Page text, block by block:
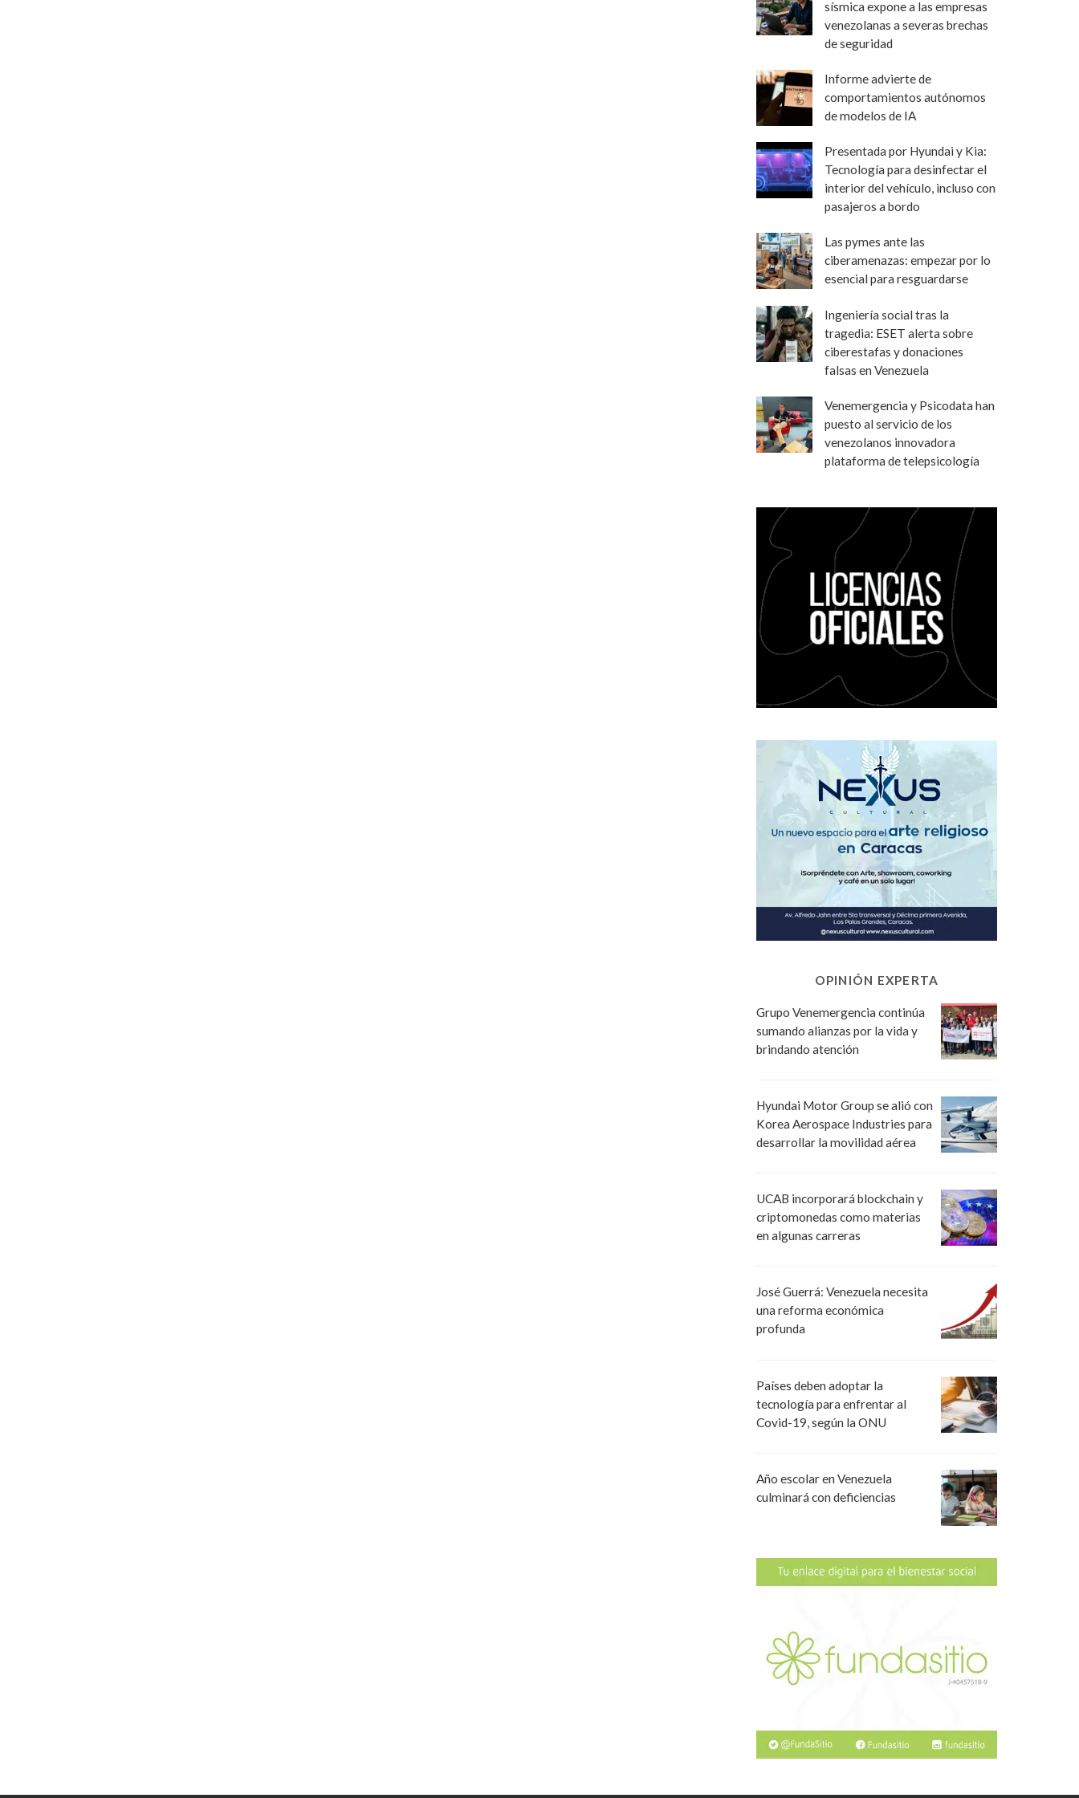
sísmica expone a las empresas
venezolanas a severas brechas
de seguridad
Informe advierte de
comportamientos autónomos
de modelos de IA
Presentada por Hyundai y Kia:
Tecnología para desinfectar el
interior del vehículo, incluso con
pasajeros a bordo
Las pymes ante las
ciberamenazas: empezar por lo
esencial para resguardarse
Ingeniería social tras la
tragedia: ESET alerta sobre
ciberestafas y donaciones
falsas en Venezuela
Venemergencia y Psicodata han
puesto al servicio de los
venezolanos innovadora
plataforma de telepsicología
OPINIÓN EXPERTA
Grupo Venemergencia continúa
sumando alianzas por la vida y
brindando atención
Hyundai Motor Group se alió con
Korea Aerospace Industries para
desarrollar la movilidad aérea
UCAB incorporará blockchain y
criptomonedas como materias
en algunas carreras
José Guerrá: Venezuela necesita
una reforma económica
profunda
Países deben adoptar la
tecnología para enfrentar al
Covid-19, según la ONU
Año escolar en Venezuela
culminará con deficiencias